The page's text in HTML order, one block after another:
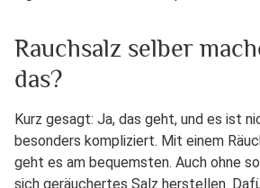
Rauchsalz selber
das?
Kurz gesagt: Ja, das geht, und es ist
besonders kompliziert. Mit einem
geht es am bequemsten. Auch ohne
sich geräuchertes Salz herstellen.